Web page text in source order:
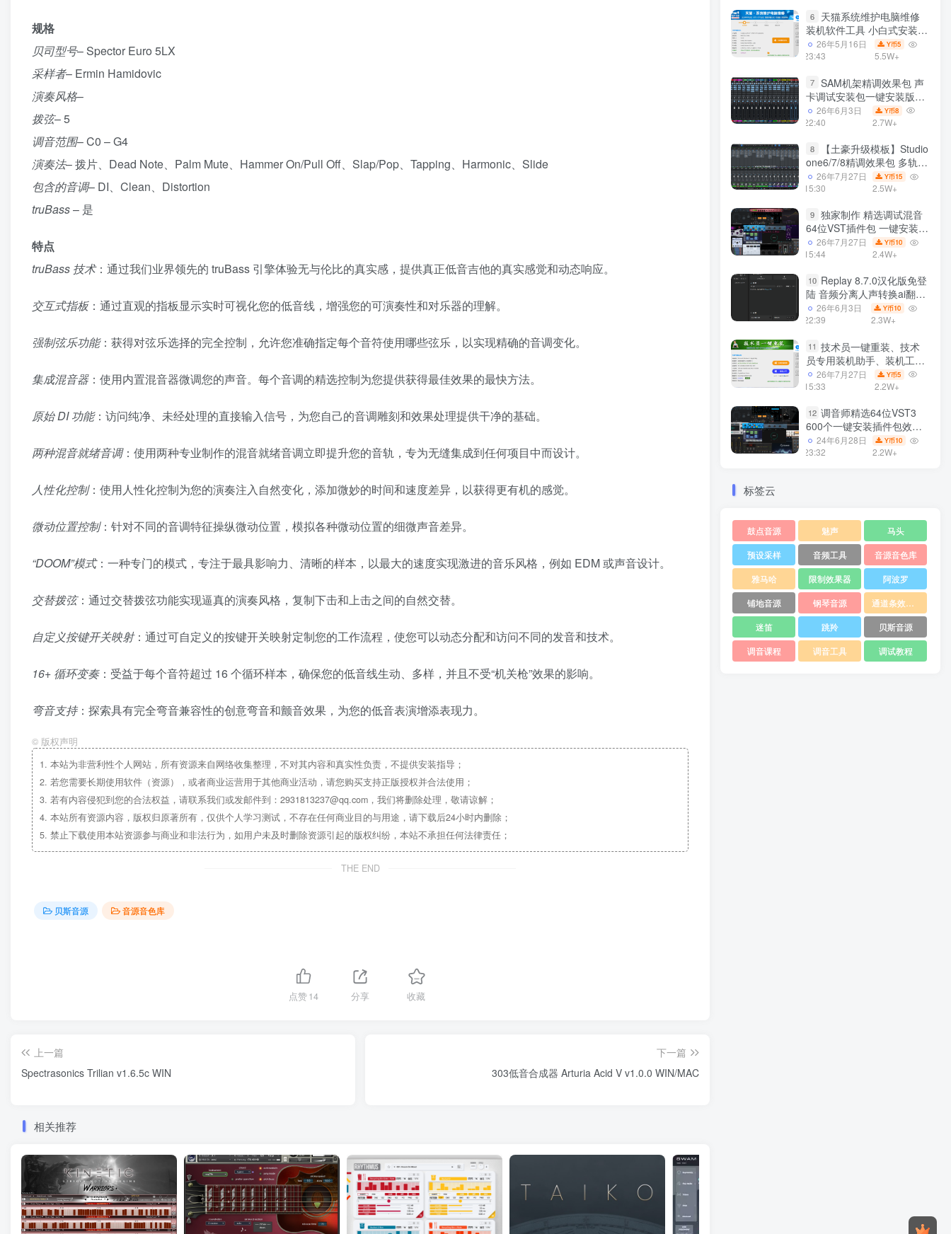
规格
贝司型号– Spector Euro 5LX
采样者– Ermin Hamidovic
演奏风格–
拨弦– 5
调音范围– C0 – G4
演奏法– 拨片、Dead Note、Palm Mute、Hammer On/Pull Off、Slap/Pop、Tapping、Harmonic、Slide
包含的音调– DI、Clean、Distortion
truBass– 是
特点
truBass 技术：通过我们业界领先的 truBass 引擎体验无与伦比的真实感，提供真正低音吉他的真实感觉和动态响应。
交互式指板：通过直观的指板显示实时可视化您的低音线，增强您的可演奏性和对乐器的理解。
强制弦乐功能：获得对弦乐选择的完全控制，允许您准确指定每个音符使用哪些弦乐，以实现精确的音调变化。
集成混音器：使用内置混音器微调您的声音。每个音调的精选控制为您提供获得最佳效果的最快方法。
原始 DI 功能：访问纯净、未经处理的直接输入信号，为您自己的音调雕刻和效果处理提供干净的基础。
两种混音就绪音调：使用两种专业制作的混音就绪音调立即提升您的音轨，专为无缝集成到任何项目中而设计。
人性化控制：使用人性化控制为您的演奏注入自然变化，添加微妙的时间和速度差异，以获得更有机的感觉。
微动位置控制：针对不同的音调特征操纵微动位置，模拟各种微动位置的细微声音差异。
“DOOM”模式：一种专门的模式，专注于最具影响力、清晰的样本，以最大的速度实现激进的音乐风格，例如 EDM 或声音设计。
交替拨弦：通过交替拨弦功能实现逼真的演奏风格，复制下击和上击之间的自然交替。
自定义按键开关映射：通过可自定义的按键开关映射定制您的工作流程，使您可以动态分配和访问不同的发音和技术。
16+ 循环变奏：受益于每个音符超过 16 个循环样本，确保您的低音线生动、多样，并且不受“机关枪”效果的影响。
弯音支持：探索具有完全弯音兼容性的创意弯音和颤音效果，为您的低音表演增添表现力。
© 版权声明
1. 本站为非营利性个人网站，所有资源来自网络收集整理，不对其内容和真实性负责，不提供安装指导；
2. 若您需要长期使用软件（资源），或者商业运营用于其他商业活动，请您购买支持正版授权并合法使用；
3. 若有内容侵犯到您的合法权益，请联系我们或发邮件到：2931813237@qq.com，我们将删除处理，敬请谅解；
4. 本站所有资源内容，版权归原著所有，仅供个人学习测试，不存在任何商业目的与用途，请下载后24小时内删除；
5. 禁止下载使用本站资源参与商业和非法行为，如用户未及时删除资源引起的版权纠纷，本站不承担任何法律责任；
THE END
贝斯音源 音源音色库
点赞14 分享 收藏
上一篇
Spectrasonics Trilian v1.6.5c WIN
下一篇
303低音合成器 Arturia Acid V v1.0.0 WIN/MAC
相关推荐
6
天猫系统维护电脑维修
装机软件工具 小白式安装
完全一键安装系统 电脑系统
装机软件 一键重装系统
26年5月16日
23:43
Y币5
5.5W+
7 SAM机架精调效果包 声
卡调试安装包一键安装版模
板 带插件预设效果文件
26年6月3日
22:40
Y币8
2.7W+
8
【土豪升级模板】Studio
one6/7/8精调效果包 多轨道
效果模式可选 声卡调试好预
设模板 带插件全套文件
26年7月27日
15:30
Y币15
2.5W+
9 独家制作 精选调试混音
64位VST插件包 一键安装
600个效果器合集v2.0 WiN
支持定制
26年7月27日
15:44
Y币10
2.4W+
10 Replay 8.7.0汉化版免登
陆 音频分离人声转换ai翻唱
支持50系显卡 一键安装
WiN
26年6月3日
22:39
Y币10
2.3W+
11 技术员一键重装、技术
员专用装机助手、装机工
具、电脑系统装机软件丶一
键安装系统
26年7月27日
15:33
Y币5
2.2W+
12 调音师精选64位VST3
600个一键安装插件包效果
器集合10G WiN
24年6月28日
23:32
Y币10
2.2W+
标签云
鼓点音源 魅声
马头
预设采样
音频工具
音源音色库
雅马哈
限制效果器
阿波罗
铺地音源
钢琴音源
通道条效果器
迷笛
跳羚
贝斯音源
调音课程
调音工具 调试教程